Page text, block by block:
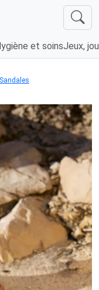
et soinsJeux,
Sandales